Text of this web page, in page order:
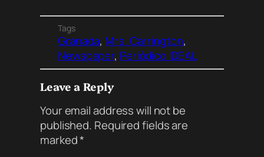
Tags
Granada, Mrs. Carrington
Newspaper, Periódico IDEAL
Leave a Reply
Your email address will not be
published. Required fields are
marked*